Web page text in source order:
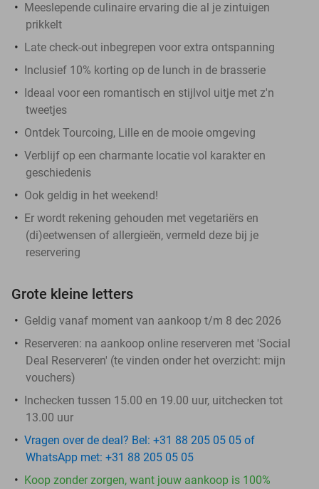
Meeslepende culinaire ervaring die al je zintuigen
prikkelt
Late check-out inbegrepen voor extra ontspanning
Inclusief 10% korting op de lunch in de brasserie
Ideaal voor een romantisch en stijlvol uitje met z'n
tweetjes
Ontdek Tourcoing, Lille en de mooie omgeving
Verblijf op een charmante locatie vol karakter en
geschiedenis
Ook geldig in het weekend!
Er wordt rekening gehouden met vegetariërs en
(di)eetwensen of allergieën, vermeld deze bij je
reservering
Grote kleine letters
Geldig vanaf moment van aankoop t/m 8 dec 2026
Reserveren: na aankoop online reserveren met 'Social
Deal Reserveren' (te vinden onder het overzicht: mijn
vouchers)
Inchecken tussen 15.00 en 19.00 uur, uitchecken tot
13.00 uur
Vragen over de deal? Bel: +31 88 205 05 05 of
WhatsApp met: +31 88 205 05 05
Koop zonder zorgen, want jouw aankoop is 100%